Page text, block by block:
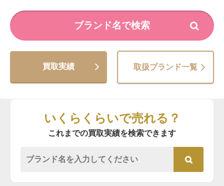
買取実績 取扱ブランド一覧
いくらくらいで売れる？
これまでの買取実績を検索できます